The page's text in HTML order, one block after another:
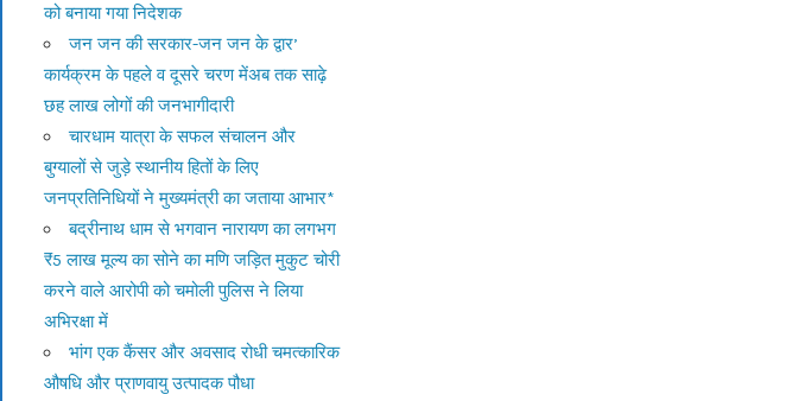
को बनाया गया निदेशक
जन जन की सरकार-जन जन के द्वार’
कार्यक्रम के पहले व दूसरे चरण मेंअब तक साढ़े
छह लाख लोगों की जनभागीदारी
चारधाम यात्रा के सफल संचालन और
बुग्यालों से जुड़े स्थानीय हितों के लिए
जनप्रतिनिधियों ने मुख्यमंत्री का जताया आभार*
बद्रीनाथ धाम से भगवान नारायण का लगभग
₹5 लाख मूल्य का सोने का मणि जड़ित मुकुट चोरी
करने वाले आरोपी को चमोली पुलिस ने लिया
अभिरक्षा में
भांग एक कैंसर और अवसाद रोधी चमत्कारिक
औषधि और प्राणवायु उत्पादक पौधा